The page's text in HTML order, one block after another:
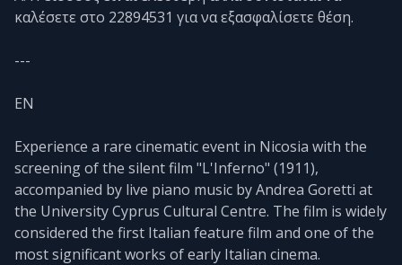
καλέσετε στο 22894531 για να εξασφαλίσετε θέση.
---
EN
Experience a rare cinematic event in Nicosia with the
screening of the silent film "L'Inferno" (1911),
accompanied by live piano music by Andrea Goretti at
the University Cyprus Cultural Centre. The film is widely
considered the first Italian feature film and one of the
most significant works of early Italian cinema.